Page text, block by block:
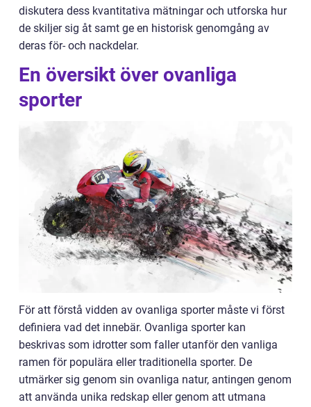
diskutera dess kvantitativa mätningar och utforska hur
de skiljer sig åt samt ge en historisk genomgång av
deras för- och nackdelar.
En översikt över ovanliga
sporter
För att förstå vidden av ovanliga sporter måste vi först
definiera vad det innebär. Ovanliga sporter kan
beskrivas som idrotter som faller utanför den vanliga
ramen för populära eller traditionella sporter. De
utmärker sig genom sin ovanliga natur, antingen genom
att använda unika redskap eller genom att utmana